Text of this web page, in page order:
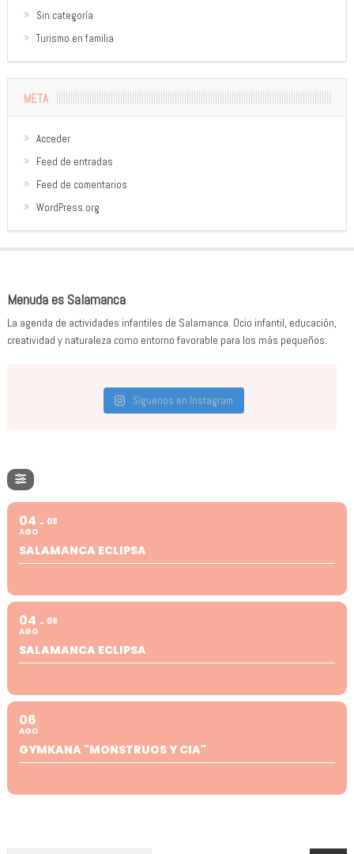
Sin categoría
Turismo en familia
META
Acceder
Feed de entradas
Feed de comentarios
WordPress.org
Menuda es Salamanca
La agenda de actividades infantiles de Salamanca. Ocio infantil, educación,
creatividad y naturaleza como entorno favorable para los más pequeños.
Síguenos en Instagram
04
AGO
08
SALAMANCA ECLIPSA
04
AGO
08
SALAMANCA ECLIPSA
06
AGO
GYMKANA "MONSTRUOS Y CIA"